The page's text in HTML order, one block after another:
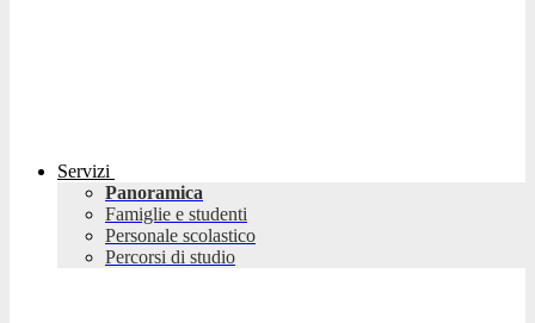
Servizi
Panoramica
Famiglie e studenti
Personale scolastico
Percorsi di studio